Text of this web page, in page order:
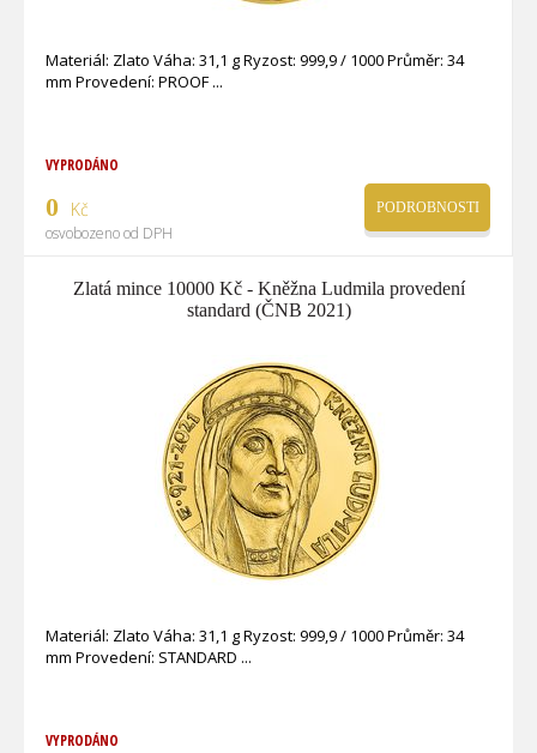
Materiál: Zlato Váha: 31,1 g Ryzost: 999,9 / 1000 Průměr: 34
mm Provedení: PROOF
VYPRODÁNO
0 Kč
osvobozeno od DPH
PODROBNOSTI
Zlatá mince 10000 Kč - Kněžna Ludmila provedení
standard (ČNB 2021)
Materiál: Zlato Váha: 31,1 g Ryzost: 999,9 / 1000 Průměr: 34
mm Provedení: STANDARD
VYPRODÁNO